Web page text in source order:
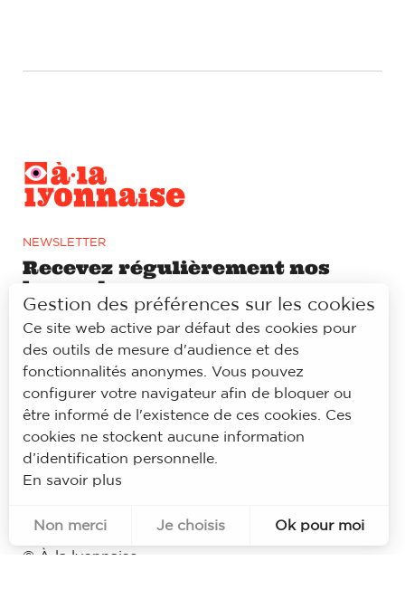
NEWSLETTER
Recevez régulièrement nos
bons plans
S'ABONNER
RÉSEAUX SOCIAUX
Prolongez l’expérience à la
lyonnaise sur notre page
Facebook et Instagram
© À la lyonnaise
Gestion des préférences sur les cookies
Ce site web active par défaut des cookies pour
des outils de mesure d'audience et des
fonctionnalités anonymes. Vous pouvez
configurer votre navigateur afin de bloquer ou
être informé de l'existence de ces cookies. Ces
cookies ne stockent aucune information
d’identification personnelle.
En savoir plus
Non merci Je choisis Ok pour moi